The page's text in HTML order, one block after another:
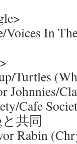
Voices In
Turtles
Johnnies/
Cafe
と共同
Rabin